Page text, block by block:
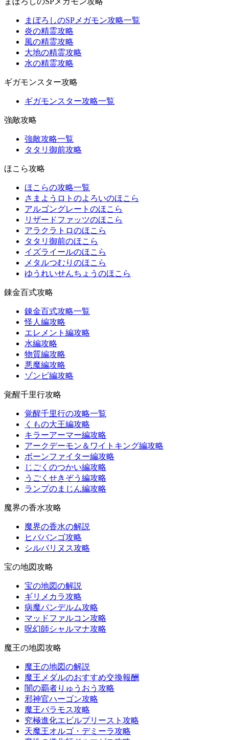
まぼろしのSPメガモン攻略一覧
炎の精霊攻略
風の精霊攻略
大地の精霊攻略
水の精霊攻略
ギガモンスター攻略
ギガモンスター攻略一覧
強敵攻略
強敵攻略一覧
タタリ御前攻略
ほこら攻略
ほこらの攻略一覧
さまようロトのよろいのほこら
アルゴングレートのほこら
リザードファッツのほこら
アラクラトロのほこら
タタリ御前のほこら
イズライールのほこら
メタルつむりのほこら
ゆうれいせんちょうのほこら
錬金百式攻略
錬金百式攻略一覧
怪人編攻略
エレメント編攻略
水編攻略
物質編攻略
悪魔編攻略
ゾンビ編攻略
覚醒千里行攻略
覚醒千里行の攻略一覧
くもの大王編攻略
キラーアーマー編攻略
アークデーモン＆ワイトキング編攻略
ボーンファイター編攻略
じごくのつかい編攻略
うごくせきぞう編攻略
ランプのまじん編攻略
魔界の香水攻略
魔界の香水の解説
ヒババンゴ攻略
シルバリヌス攻略
宝の地図攻略
宝の地図の解説
ギリメカラ攻略
病魔パンデルム攻略
マッドファルコン攻略
呪幻師シャルマナ攻略
魔王の地図攻略
魔王の地図の解説
魔王メダルのおすすめ交換報酬
闇の覇者りゅうおう攻略
邪神官ハーゴン攻略
魔王バラモス攻略
究極進化エビルプリースト攻略
天魔王オルゴ・デミーラ攻略